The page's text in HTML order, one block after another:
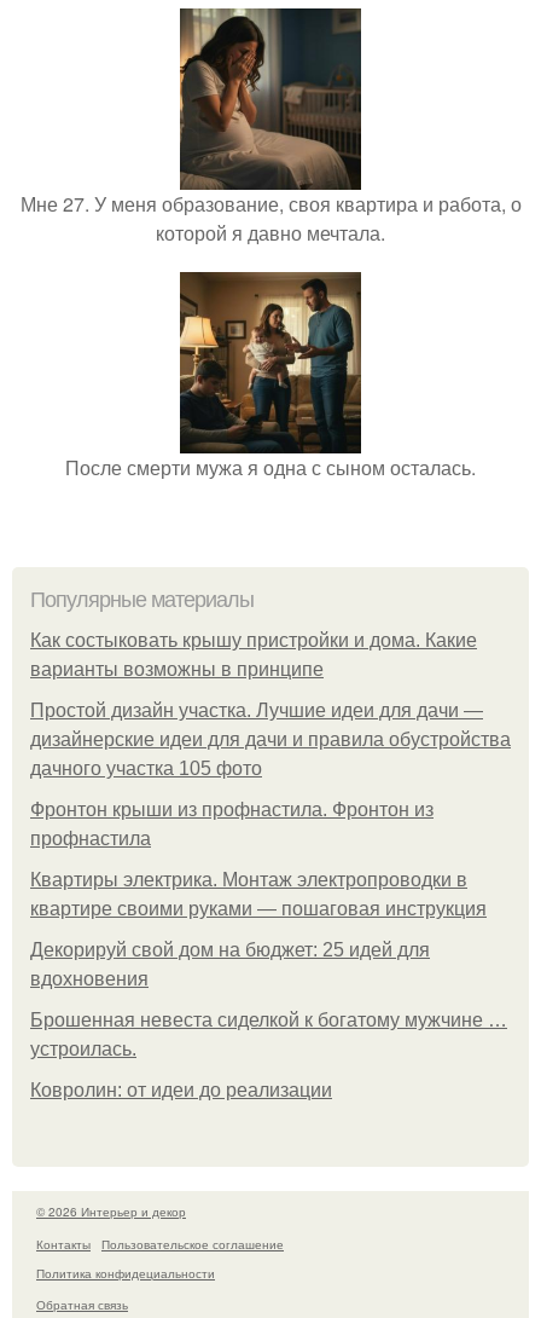
Мне 27. У меня образование, своя квартира и работа, о
которой я давно мечтала.
После смерти мужа я одна с сыном осталась.
Популярные материалы
Как состыковать крышу пристройки и дома. Какие
варианты возможны в принципе
Простой дизайн участка. Лучшие идеи для дачи —
дизайнерские идеи для дачи и правила обустройства
дачного участка 105 фото
Фронтон крыши из профнастила. Фронтон из
профнастила
Квартиры электрика. Монтаж электропроводки в
квартире своими руками — пошаговая инструкция
Декорируй свой дом на бюджет: 25 идей для
вдохновения
Брошенная невеста сиделкой к богатому мужчине …
устроилась.
Ковролин: от идеи до реализации
© 2026 Интерьер и декор
Контакты
Пользовательское соглашение
Политика конфидециальности
Обратная связь